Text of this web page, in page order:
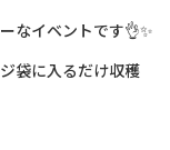
なイベントです👌✨
袋に入るだけ収穫